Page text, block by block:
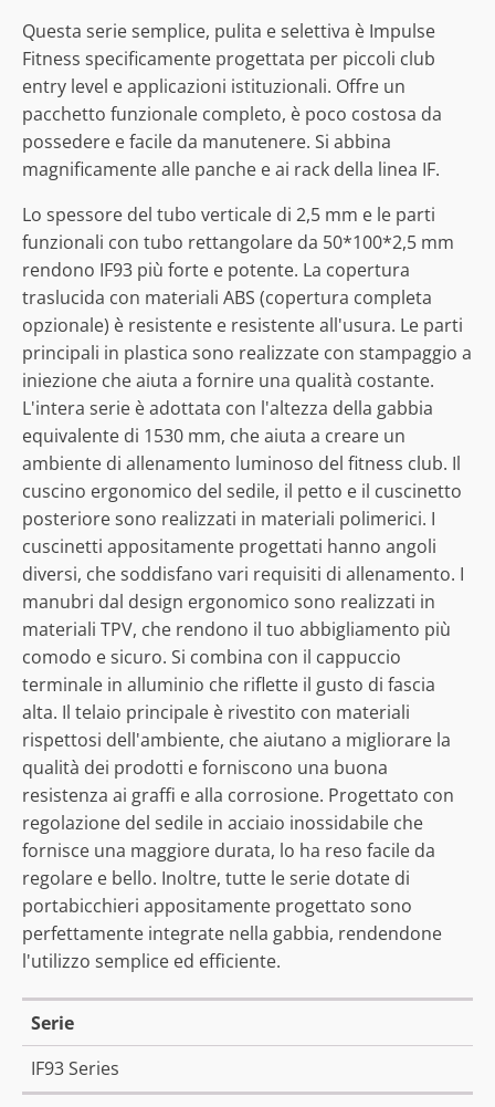
Questa serie semplice, pulita e selettiva è Impulse
Fitness specificamente progettata per piccoli club
entry level e applicazioni istituzionali. Offre un
pacchetto funzionale completo, è poco costosa da
possedere e facile da manutenere. Si abbina
magnificamente alle panche e ai rack della linea IF.
Lo spessore del tubo verticale di 2,5 mm e le parti
funzionali con tubo rettangolare da 50*100*2,5 mm
rendono IF93 più forte e potente. La copertura
traslucida con materiali ABS (copertura completa
opzionale) è resistente e resistente all'usura. Le parti
principali in plastica sono realizzate con stampaggio a
iniezione che aiuta a fornire una qualità costante.
L'intera serie è adottata con l'altezza della gabbia
equivalente di 1530 mm, che aiuta a creare un
ambiente di allenamento luminoso del fitness club. Il
cuscino ergonomico del sedile, il petto e il cuscinetto
posteriore sono realizzati in materiali polimerici. I
cuscinetti appositamente progettati hanno angoli
diversi, che soddisfano vari requisiti di allenamento. I
manubri dal design ergonomico sono realizzati in
materiali TPV, che rendono il tuo abbigliamento più
comodo e sicuro. Si combina con il cappuccio
terminale in alluminio che riflette il gusto di fascia
alta. Il telaio principale è rivestito con materiali
rispettosi dell'ambiente, che aiutano a migliorare la
qualità dei prodotti e forniscono una buona
resistenza ai graffi e alla corrosione. Progettato con
regolazione del sedile in acciaio inossidabile che
fornisce una maggiore durata, lo ha reso facile da
regolare e bello. Inoltre, tutte le serie dotate di
portabicchieri appositamente progettato sono
perfettamente integrate nella gabbia, rendendone
l'utilizzo semplice ed efficiente.
Serie
IF93 Series